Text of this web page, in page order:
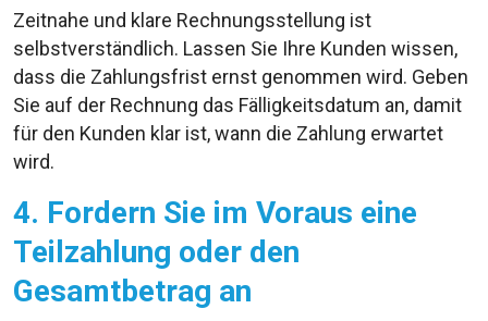
Zeitnahe und klare Rechnungsstellung ist
selbstverständlich. Lassen Sie Ihre Kunden wissen,
dass die Zahlungsfrist ernst genommen wird. Geben
Sie auf der Rechnung das Fälligkeitsdatum an, damit
für den Kunden klar ist, wann die Zahlung erwartet
wird.
4. Fordern Sie im Voraus eine
Teilzahlung oder den
Gesamtbetrag an